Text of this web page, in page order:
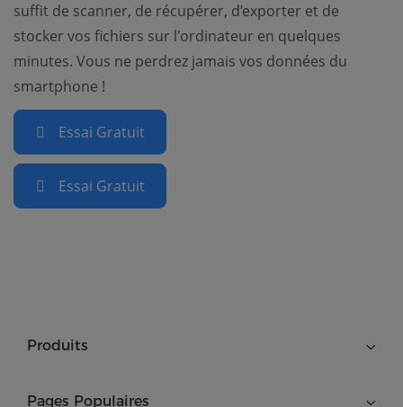
suffit de scanner, de récupérer, d’exporter et de
stocker vos fichiers sur l'ordinateur en quelques
minutes. Vous ne perdrez jamais vos données du
smartphone !
Essai Gratuit
Essai Gratuit
Produits
Pages Populaires